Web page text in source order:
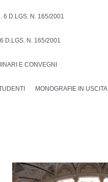
6 D.LGS. N. 165/2001
D.LGS. N. 165/2001
E CONVEGNI
MONOGRAFIE IN USCITA